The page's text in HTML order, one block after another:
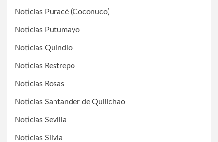
Noticias Puracé (Coconuco)
Noticias Putumayo
Noticias Quindío
Noticias Restrepo
Noticias Rosas
Noticias Santander de Quilichao
Noticias Sevilla
Noticias Silvia